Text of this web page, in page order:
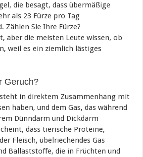
die besagt, dass übermäßige
als 23 Fürze pro Tag
Zählen Sie Ihre Fürze?
aber die meisten Leute wissen, ob
weil es ein ziemlich lästiges
Geruch?
in direktem Zusammenhang mit
haben, und dem Gas, das während
Dünndarm und Dickdarm
dass tierische Proteine,
Fleisch, übelriechendes Gas
Ballaststoffe, die in Früchten und